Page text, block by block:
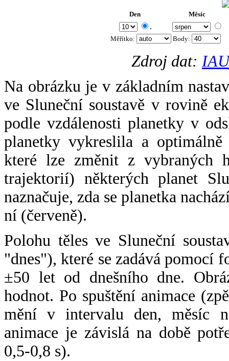
Den Měsíc
.
Měřítko: Body:
Zdroj dat:
Na obrázku je v základním
ve Sluneční soustavě v rovině
podle vzdálenosti planetky v
planetky vykreslila a
které lze změnit z vybraných
trajektorií) některých planet
naznačuje, zda se planetka
ní (červeně).
Polohu těles ve Sluneční
"dnes"), které se zadává pomocí
±50 let od dnešního dne.
hodnot. Po spuštění animace
mění v intervalu den, měsíc
animace je závislá na době
0,5-0,8 s).